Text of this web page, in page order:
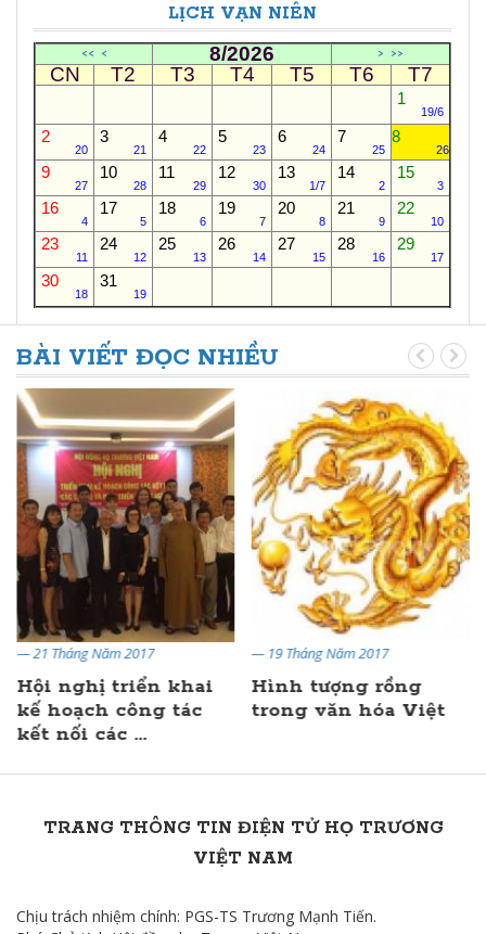
LỊCH VẠN NIÊN
<< < 8/2026 > >>
CN T2 T3 T4 T5 T6 T7
1
19/6
2
20
3
21
4
22
5
23
6
24
7
25
8
26
9
27
10
28
11
29
12
30
13
1/7
14
2
15
3
16
4
17
5
18
6
19
7
20
8
21
9
22
10
23
11
24
12
25
13
26
14
27
15
28
16
29
17
30
18
31
19
BÀI VIẾT ĐỌC NHIỀU
— 21 Tháng Năm 2017
Hội nghị triển khai
kế hoạch công tác
kết nối các ...
— 19 Tháng Năm 2017
Hình tượng rồng
trong văn hóa Việt
TRANG THÔNG TIN ĐIỆN TỬ HỌ TRƯƠNG
VIỆT NAM
Chịu trách nhiệm chính: PGS-TS Trương Mạnh Tiến.